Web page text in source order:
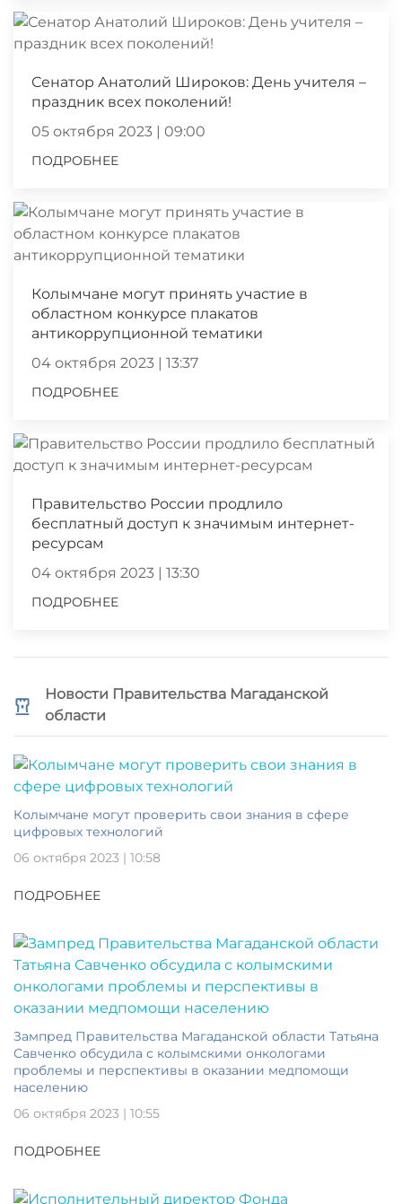
Сенатор Анатолий Широков: День учителя –
праздник всех поколений!
05 октября 2023 | 09:00
ПОДРОБНЕЕ
Колымчане могут принять участие в
областном конкурсе плакатов
антикоррупционной тематики
04 октября 2023 | 13:37
ПОДРОБНЕЕ
Правительство России продлило
бесплатный доступ к значимым интернет-
ресурсам
04 октября 2023 | 13:30
ПОДРОБНЕЕ
Новости Правительства Магаданской
области
Колымчане могут проверить свои знания в сфере
цифровых технологий
06 октября 2023 | 10:58
ПОДРОБНЕЕ
Зампред Правительства Магаданской области Татьяна
Савченко обсудила с колымскими онкологами
проблемы и перспективы в оказании медпомощи
населению
06 октября 2023 | 10:55
ПОДРОБНЕЕ